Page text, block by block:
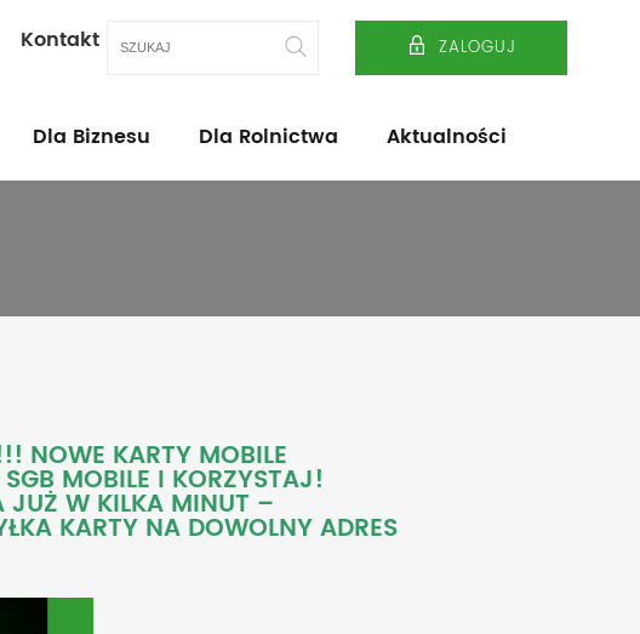
Kontakt ZALOGUJ
Dla Biznesu Dla Rolnictwa Aktualności
NOWE KARTY MOBILE
MOBILE I KORZYSTAJ!
JUŻ W KILKA MINUT –
KARTY NA DOWOLNY ADRES